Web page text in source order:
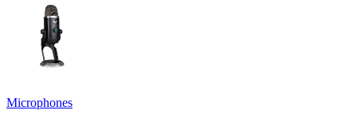
Microphones